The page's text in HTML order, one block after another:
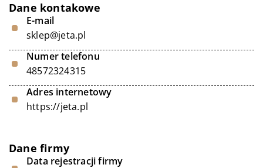
Dane kontakowe
E-mail
sklep@jeta.pl
Numer telefonu
48572324315
Adres internetowy
https://jeta.pl
Dane firmy
Data rejestracji firmy